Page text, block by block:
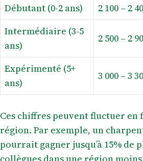
Débutant (0-2 ans)
2 100 – 2
Intermédiaire (3-5
ans)
2 500 – 2
Expérimenté (5+
ans)
3 000 – 3
Ces chiffres peuvent fluctuer en
région. Par exemple, un
pourrait gagner jusqu’à 15% de